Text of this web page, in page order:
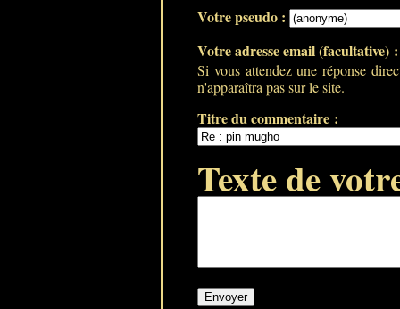
Votre pseudo :
Votre adresse email (facultative)
Si vous attendez une réponse
n'apparaîtra pas sur le site.
Titre du commentaire :
Texte de